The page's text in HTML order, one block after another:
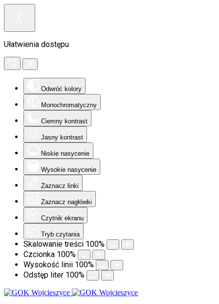
Ułatwienia dostępu
Odwróć kolory
Monochromatyczny
Ciemny kontrast
Jasny kontrast
Niskie nasycenie
Wysokie nasycenie
Zaznacz linki
Zaznacz nagłówki
Czytnik ekranu
Tryb czytania
Skalowanie treści 100%
Czcionka 100%
Wysokość linii 100%
Odstęp liter 100%